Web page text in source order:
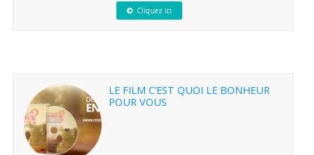
Cliquez ici
LE FILM C’EST QUOI LE BONHEUR
POUR VOUS